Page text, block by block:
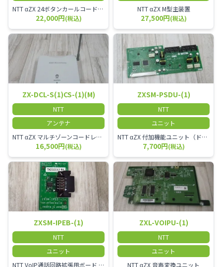
NTT αZX 24ボタンカールコードレス電話機 無線タイプ、電話機と子機が離れるタイプのカールコードレス電話機です。 決裁者様等、オフィス内を頻繁に動かれる方のご使用が多いです。
22,000円(税込)
NTT αZX M型主装置
27,500円(税込)
ZX-DCL-S(1)CS-(1)(M)
NTT
アンテナ
NTT αZX マルチゾーンコードレススターアンテナ(マスター)
16,500円(税込)
ZXSM-PSDU-(1)
NTT
ユニット
NTT αZX 付加機能ユニット（ドアホンなど）
7,700円(税込)
ZXSM-IPEB-(1)
NTT
ユニット
NTT VoIP通話回路拡張用ボード ZXSM－IP内線ボード－「1」
ZXL-VOIPU-(1)
NTT
ユニット
NTT αZX 音声変換ユニット